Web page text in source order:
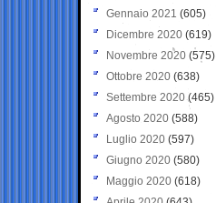
Gennaio 2021 (605)
Dicembre 2020 (619)
Novembre 2020 (575)
Ottobre 2020 (638)
Settembre 2020(465)
Agosto 2020 (588)
Luglio 2020 (597)
Giugno 2020 (580)
Maggio 2020 (618)